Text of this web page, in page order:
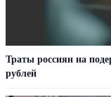
Траты россиян на
рублей